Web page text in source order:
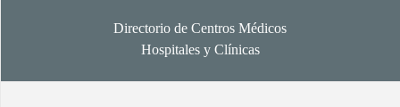
Directorio de Centros Médicos
Hospitales y Clínicas